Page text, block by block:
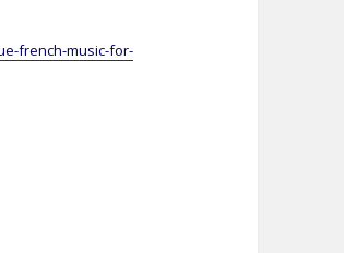
french-music-for-